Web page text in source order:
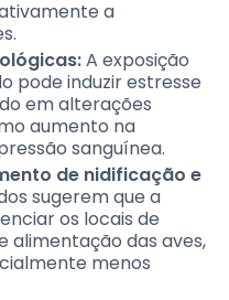
a
A exposição
pode induzir estresse
em alterações
aumento na
sanguínea.
de nidificação e
sugerem que a
os locais de
alimentação das aves,
menos